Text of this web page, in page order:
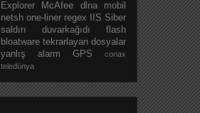
Explorer
McAfee dlna
mobil
netsh one-liner regex IIS Siber
saldırı
duvarkağıdı
flash
bloatware tekrarlayan dosyalar
yanlış alarm
GPS
conax
teledünya